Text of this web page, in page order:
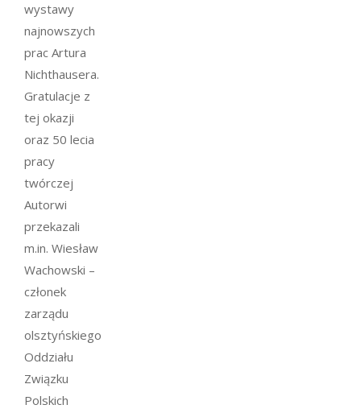
wystawy
najnowszych
prac Artura
Nichthausera.
Gratulacje z
tej okazji
oraz 50 lecia
pracy
twórczej
Autorwi
przekazali
m.in. Wiesław
Wachowski –
członek
zarządu
olsztyńskiego
Oddziału
Związku
Polskich